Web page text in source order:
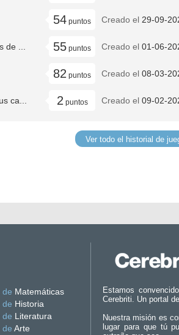
54 puntos Creado el 29-09-
de ... 55 puntos Creado el 01-06-
82 puntos Creado el 08-03-
ca... 2puntos Creado el 09-02-
Ver todo el historial de
de Matemáticas
de Historia
de Literatura
de Arte
Estamos
Cerebriti. Un portal
Nuestra misión es
lugar para que tú